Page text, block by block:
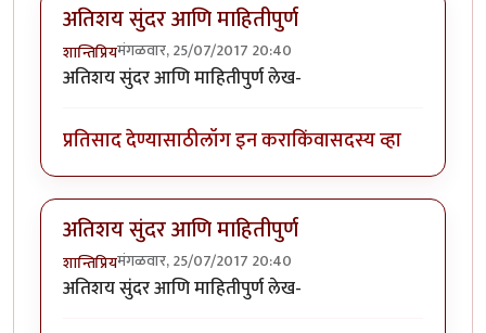
अतिशय सुंदर आणि माहितीपुर्ण
शान्तिप्रियमंगळवार, 25/07/2017 20:40
अतिशय सुंदर आणि माहितीपुर्ण लेख-
प्रतिसाद देण्यासाठीलॉग इन कराकिंवासदस्य व्हा
अतिशय सुंदर आणि माहितीपुर्ण
शान्तिप्रियमंगळवार, 25/07/2017 20:40
अतिशय सुंदर आणि माहितीपुर्ण लेख-